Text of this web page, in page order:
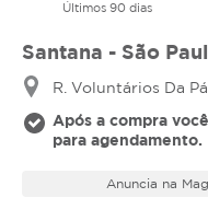
Últimos 90 dias
Santana - São
R. Voluntários Da
Após a compra
para agendamento.
Anuncia na